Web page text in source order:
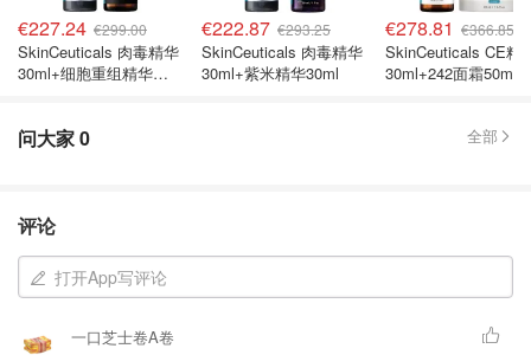
€227.24 €299.00
SkinCeuticals 肉毒精华
30ml+细胞重组精华
€222.87 €293.25
SkinCeuticals 肉毒精华
30ml+紫米精华30ml
€278.81 €366.85
SkinCeuticals CE精
30ml+242面霜50ml
问大家0 全部
评论
打开App写评论
一口芝士卷A卷